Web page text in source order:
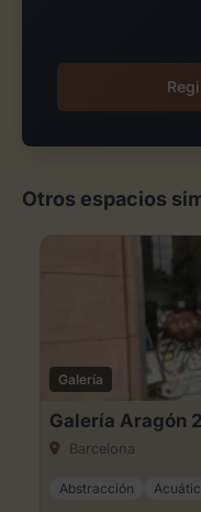
Otros espacios
Galería
Galería Aragón
Barcelona
Abstracción